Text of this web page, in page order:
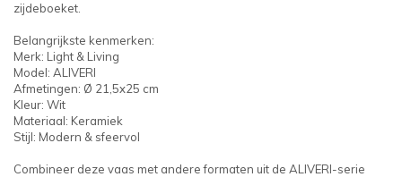
zijdeboeket.
Belangrijkste kenmerken:
Merk: Light & Living
Model: ALIVERI
Afmetingen: Ø 21,5x25 cm
Kleur: Wit
Materiaal: Keramiek
Stijl: Modern & sfeervol
Combineer deze vaas met andere formaten uit de ALIVERI-serie